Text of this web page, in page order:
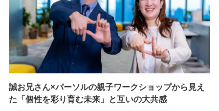
誠お兄さん×パーソルの親子ワークショップから見え
た「個性を彩り育む未来」と互いの大共感